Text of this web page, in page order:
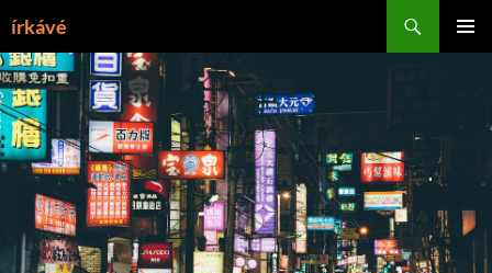
írkávé